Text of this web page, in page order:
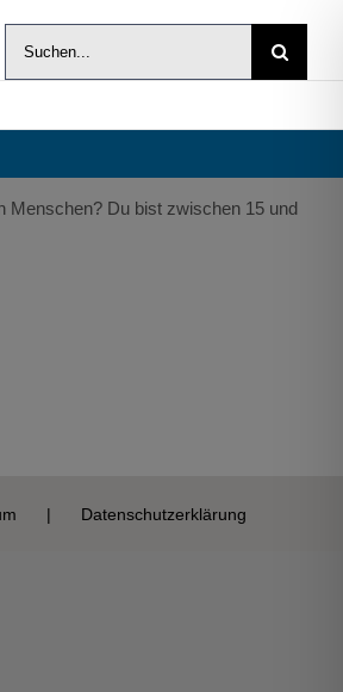
Suche
nach:
Menschen? Du bist zwischen 15 und
Datenschutzerklärung